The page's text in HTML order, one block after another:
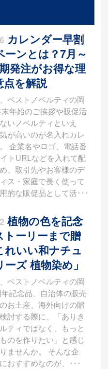
カレンダー早割
ーンとは？7月～
発注がお得な理
点を解説
ベストノベルティの岡
年始のご挨拶や販促活
いノベルティといえ
が高いのが名入れカレ
企業名やロゴ、電話番
トURLなどを入れて配
、取引先やお客様のデ
ス・家庭で長く使って
的な販促品として活･･･
植物の色を記念
トーリーまで贈
れいい和ナチュ
ズ 植物染め」
ベストノベルティの岡
記念品、自治体の販売
お土産、海外向けの贈
討する際に、「ありき
ティではなく、もっと
のを作りたい」と感じ
ませんか。 そんな企
おすすめなのが、･･･